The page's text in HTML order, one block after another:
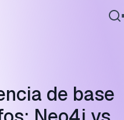
de base
referencia